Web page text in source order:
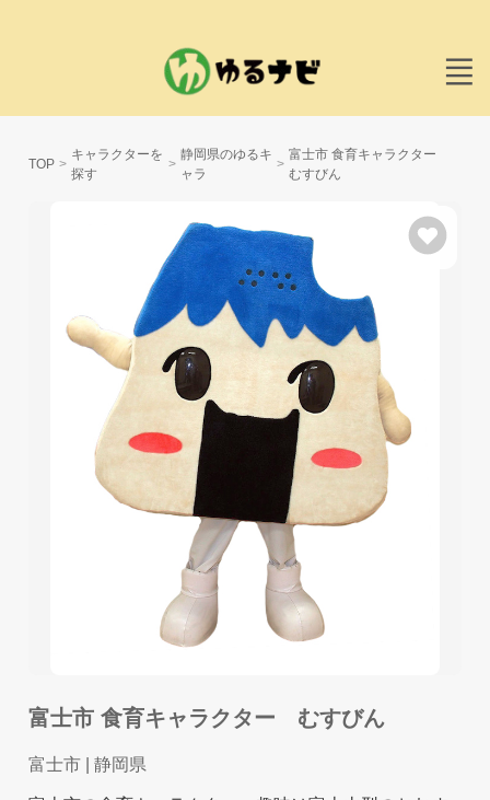
TOP
キャラクターを
探す
静岡県のゆるキ
ャラ
富士市 食育キャラクター
むすびん
富士市 食育キャラクター むすびん
富士市 | 静岡県